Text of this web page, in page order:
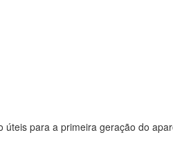
úteis para a primeira geração do